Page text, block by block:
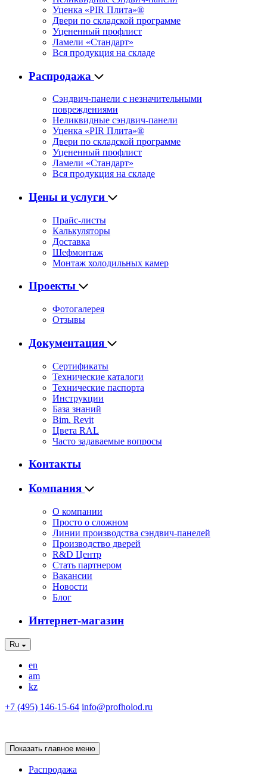
Уценка «PIR Плита»®
Двери по складской программе
Уцененный профлист
Ламели «Стандарт»
Вся продукция на складе
Распродажа
Сэндвич-панели с незначительными
повреждениями
Неликвидные сэндвич-панели
Уценка «PIR Плита»®
Двери по складской программе
Уцененный профлист
Ламели «Стандарт»
Вся продукция на складе
Цены и услуги
Прайс-листы
Калькуляторы
Доставка
Шефмонтаж
Монтаж холодильных камер
Проекты
Фотогалерея
Отзывы
Документация
Сертификаты
Технические каталоги
Технические паспорта
Инструкции
База знаний
Bim. Revit
Цвета RAL
Часто задаваемые вопросы
Контакты
Компания
О компании
Просто о сложном
Линии производства сэндвич-панелей
Производство дверей
R&D Центр
Стать партнером
Вакансии
Новости
Блог
Интернет-магазин
Ru
en
am
kz
+7 (495) 146-15-64 info@profholod.ru
Показать главное меню
Распродажа